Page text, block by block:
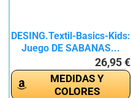
DESING.Textil-Basics-Kids:
Juego DE SABANAS...
26,95 €
MEDIDAS Y
COLORES